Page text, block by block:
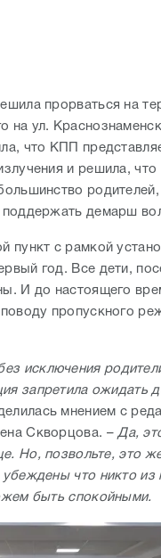
прорваться на
на ул.
что КПП
и решила,
демарш
пункт с рамкой
год. Все дети,
И до настоящего
пропускного
исключения
запретила ожидать
мнением с
Скворцова. –Да,
Но, позвольте, это
что никто из
быть спокойными.